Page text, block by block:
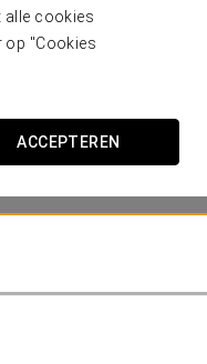
alle cookies
op "Cookies
ACCEPTEREN
Geniet samen met
avond in de Crisol
- Selectie van fruit
- Fles champagne op
- Laat uitchecken tot